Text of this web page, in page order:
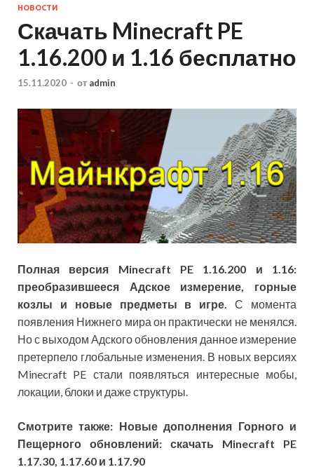
НОВОСТИ
Скачать Minecraft PE
1.16.200 и 1.16 бесплатно
15.11.2020 - от admin
Полная версия Minecraft PE 1.16.200 и 1.16:
преобразившееся Адское измерение, горные
козлы и новые предметы в игре. С момента
появления Нижнего мира он практически не менялся.
Но с выходом Адского обновления данное измерение
претерпело глобальные изменения. В новых версиях
Minecraft PE стали появляться интересные мобы,
локации, блоки и даже структуры.
Смотрите также: Новые дополнения Горного и
Пещерного обновлений: скачать Minecraft PE
1.17.30, 1.17.60 и 1.17.90